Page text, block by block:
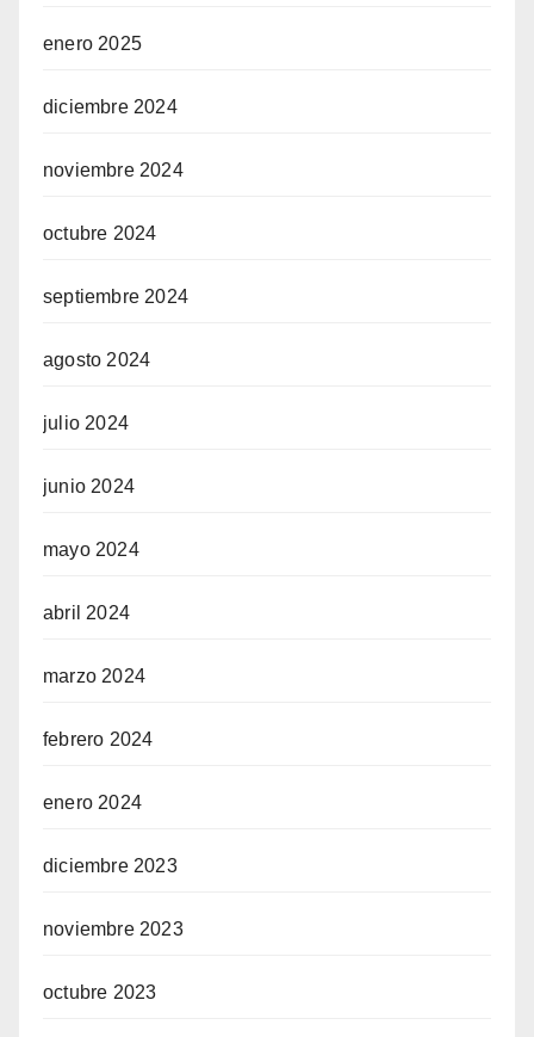
enero 2025
diciembre 2024
noviembre 2024
octubre 2024
septiembre 2024
agosto 2024
julio 2024
junio 2024
mayo 2024
abril 2024
marzo 2024
febrero 2024
enero 2024
diciembre 2023
noviembre 2023
octubre 2023